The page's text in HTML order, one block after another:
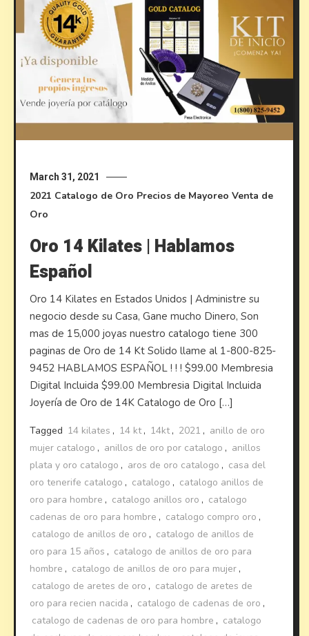
March 31, 2021
2021 Catalogo de Oro Precios de Mayoreo Venta de
Oro
Oro 14 Kilates | Hablamos
Español
Oro 14 Kilates en Estados Unidos | Administre su
negocio desde su Casa, Gane mucho Dinero, Son
mas de 15,000 joyas nuestro catalogo tiene 300
paginas de Oro de 14 Kt Solido llame al 1-800-825-
9452 HABLAMOS ESPAÑOL ! ! ! $99.00 Membresia
Digital Incluida $99.00 Membresia Digital Incluida
Joyería de Oro de 14K Catalogo de Oro […]
Tagged 14 kilates , 14 kt, 14kt, 2021 , anillo de oro
mujer catalogo , anillos de oro por catalogo , anillos
plata y oro catalogo , aros de oro catalogo , casa del
oro tenerife catalogo , catalogo , catalogo anillos de
oro para hombre , catalogo anillos oro , catalogo
cadenas de oro para hombre , catalogo compro oro ,
catalogo de anillos de oro , catalogo de anillos de
oro para 15 años , catalogo de anillos de oro para
hombre , catalogo de anillos de oro para mujer ,
catalogo de aretes de oro , catalogo de aretes de
oro para recien nacida , catalogo de cadenas de oro ,
catalogo de cadenas de oro para hombre , catalogo